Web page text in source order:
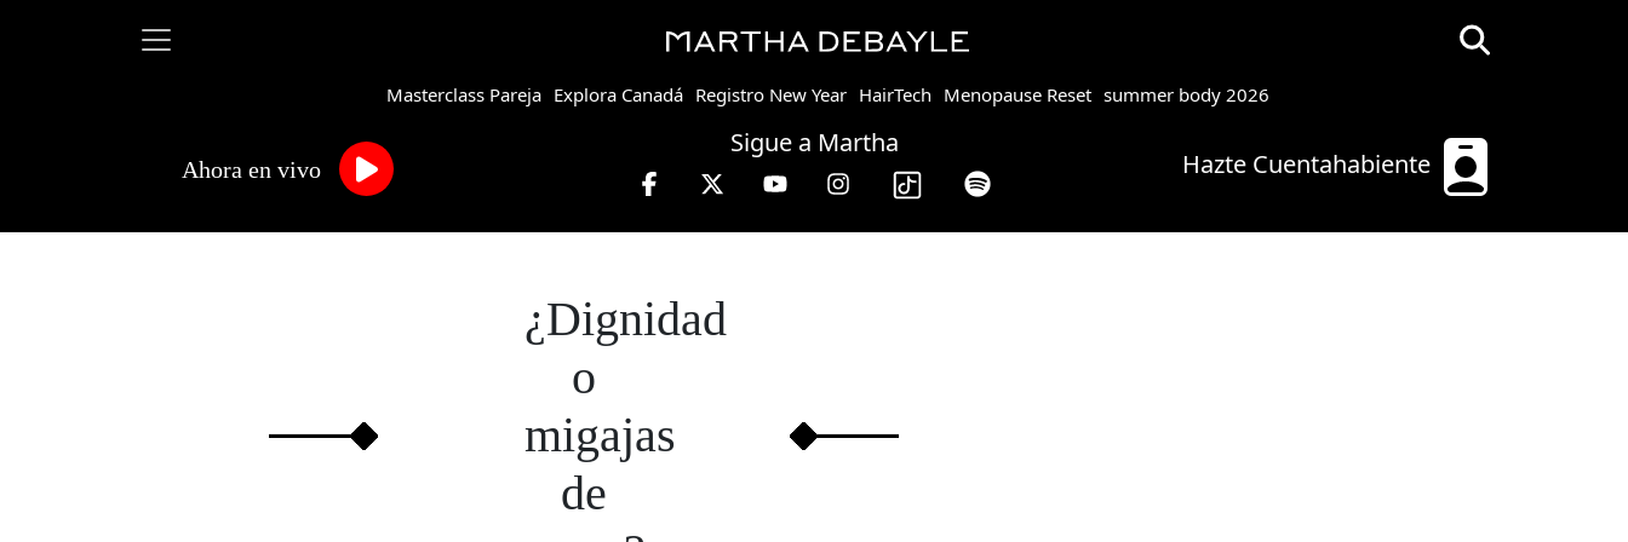
Hazte Cuentahabiente
Masterclass Pareja Explora Canadá Registro New Year HairTech Menopause Reset summer body 2026
Sigue a Martha
Ahora en vivo
¿Dignidad
o
migajas
de